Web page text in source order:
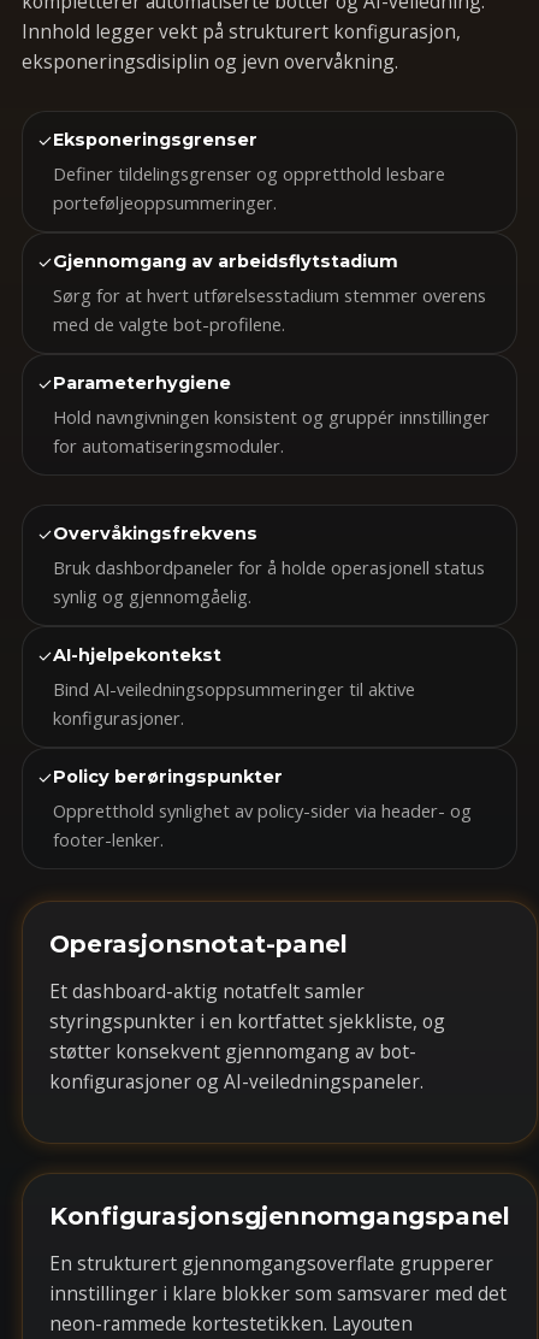
Innhold legger vekt på strukturert konfigurasjon,
eksponeringsdisiplin og jevn overvåkning.
✓Eksponeringsgrenser
Definer tildelingsgrenser og oppretthold lesbare
porteføljeoppsummeringer.
✓Gjennomgang av arbeidsflytstadium
Sørg for at hvert utførelsesstadium stemmer overens
med de valgte bot-profilene.
✓Parameterhygiene
Hold navngivningen konsistent og gruppér innstillinger
for automatiseringsmoduler.
✓Overvåkingsfrekvens
Bruk dashbordpaneler for å holde operasjonell status
synlig og gjennomgåelig.
✓AI-hjelpekontekst
Bind AI-veiledningsoppsummeringer til aktive
konfigurasjoner.
✓Policy berøringspunkter
Oppretthold synlighet av policy-sider via header- og
footer-lenker.
Operasjonsnotat-panel
Et dashboard-aktig notatfelt samler
styringspunkter i en kortfattet sjekkliste, og
støtter konsekvent gjennomgang av bot-
konfigurasjoner og AI-veiledningspaneler.
Konfigurasjonsgjennomgangspanel
En strukturert gjennomgangsoverflate grupperer
innstillinger i klare blokker som samsvarer med det
neon-rammede kortestetikken. Layouten